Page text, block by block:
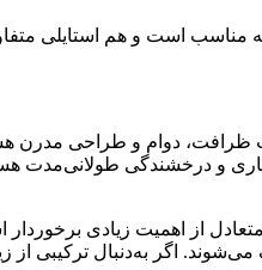
است و هم استایلی
ظرافت، دوام و طراحی مدرن
و درخشندگی
از اهمیت زیادی
اگر به‌دنبال ترکیبی از